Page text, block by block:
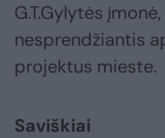
G.T.Gylytės
nesprendžiantis
projektus mieste.
Saviškiai